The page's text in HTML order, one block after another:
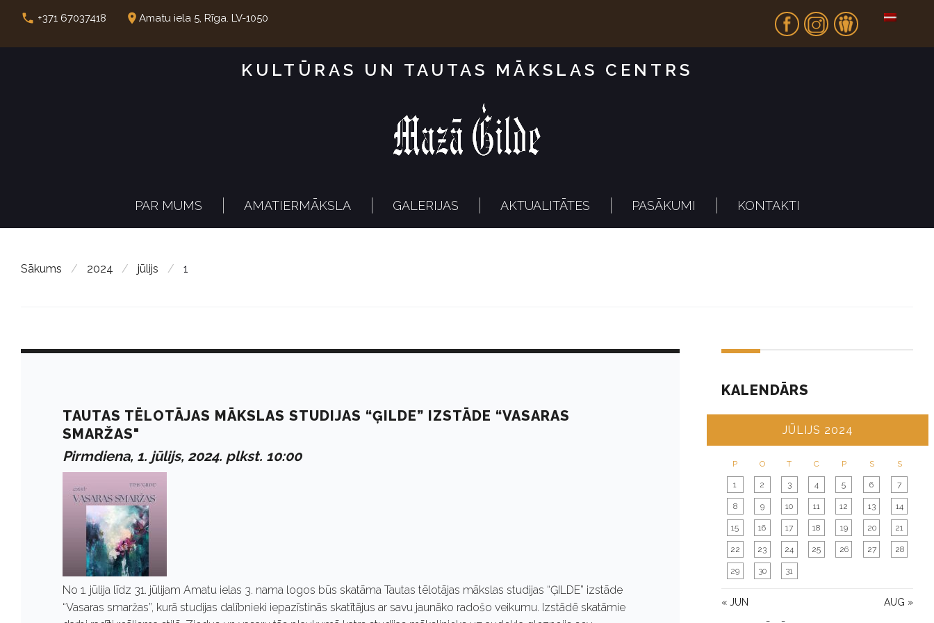
e
Fb In Dr
call +371 67037418 place Amatu iela 5, Rīga. LV-1050
KULTŪRAS UN TAUTAS MĀKSLAS CENTRS
PAR MUMS AMATIERMĀKSLA GALERIJAS AKTUALITĀTES PASĀKUMI KONTAKTI
Sākums / 2024 / jūlijs / 1
TAUTAS TĒLOTĀJAS MĀKSLAS STUDIJAS “ĢILDE” IZSTĀDE “VASARAS
SMARŽAS"
Pirmdiena, 1. jūlijs, 2024. plkst. 10:00
No 1. jūlija līdz 31. jūlijam Amatu ielas 3. nama logos būs skatāma Tautas tēlotājas mākslas studijas “ĢILDE” izstāde
“Vasaras smaržas”, kurā studijas dalībnieki iepazīstinās skatītājus ar savu jaunāko radošo veikumu. Izstādē skatāmie
KALENDĀRS
JŪLIJS 2024
P O T C P S S
« JUN AUG »
1 2 3 4 5 6 7
8 9 10 11 12 13 14
15 16 17 18 19 20 21
22 23 24 25 26 27 28
29 30 31